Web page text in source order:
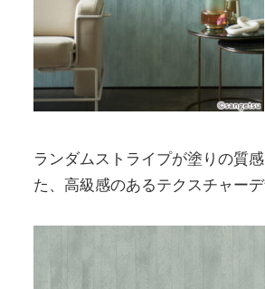
ランダムストライプが塗りの質
た、高級感のあるテクスチャーデ